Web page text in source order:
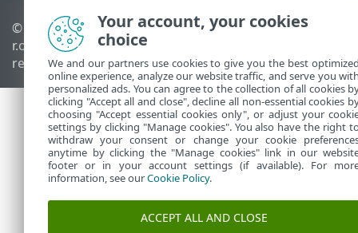
© 1992 - 2026 ESET, spol. s
r.o. - Todos los derechos
reservados.
Administrar perfiles
Your account, your cookies
choice
We and our partners use cookies to give you the best
online experience, analyze our website traffic, and serve you
personalized ads. You can agree to the collection of all cookies
clicking "Accept all and close", decline all non-essential cookies
choosing "Accept essential cookies only", or adjust your
settings by clicking "Manage cookies". You also have the right
withdraw your consent or change your cookie
anytime by clicking the "Manage cookies" link in our
footer or in your account settings (if available). For
information, see ourCookie Policy.
ACCEPT ALL AND CLOSE